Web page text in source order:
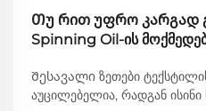
Თუ რით უფრო კარგად
Spinning Oil-ის
Შესავალი ზეთები
აუცილებელია, რადგან